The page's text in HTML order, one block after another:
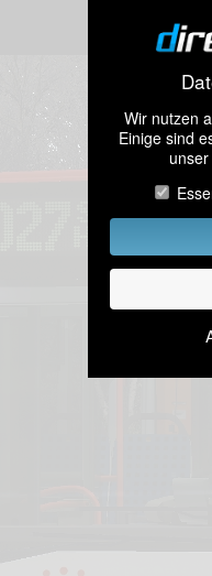
Wir nutzen
Einige sind